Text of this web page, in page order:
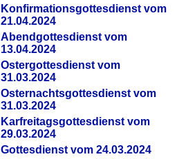
Konfirmationsgottesdienst vom
21.04.2024
Abendgottesdienst vom
13.04.2024
Ostergottesdienst vom
31.03.2024
Osternachtsgottesdienst vom
31.03.2024
Karfreitagsgottesdienst vom
29.03.2024
Gottesdienst vom 24.03.2024